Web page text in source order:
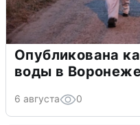
Опубликована
воды в
6 августа 0